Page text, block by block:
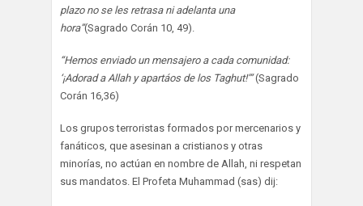
plazo no se les retrasa ni adelanta una
hora”(Sagrado Corán 10, 49).
“Hemos enviado un mensajero a cada comunidad:
‘¡Adorad a Allah y apartáos de los Taghut!’”(Sagrado
Corán 16,36)
Los grupos terroristas formados por mercenarios y
fanáticos, que asesinan a cristianos y otras
minorías, no actúan en nombre de Allah, ni respetan
sus mandatos. El Profeta Muhammad (sas) dij: